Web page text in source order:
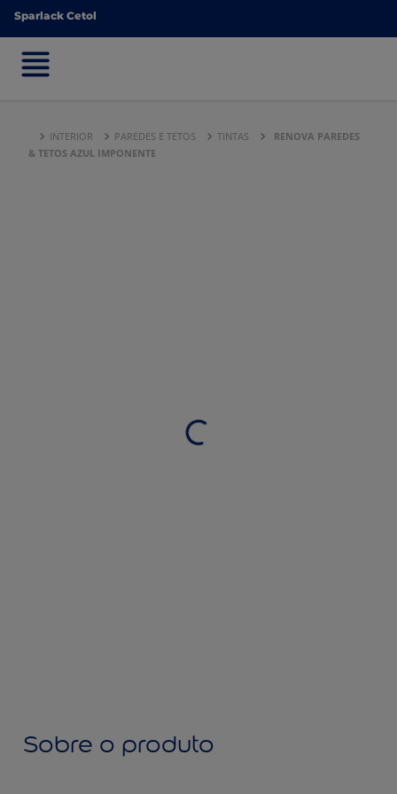
Sparlack Cetol
Sparlack Cetol
INTERIOR PAREDES E TETOS TINTAS
RENOVA PAREDES
& TETOS AZUL IMPONENTE
Sobre o produto